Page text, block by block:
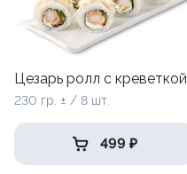
Цезарь ролл с креветкой
230 гр. ± / 8 шт.
499 ₽